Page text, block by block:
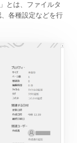
とは、ファイルタ
各種設定などを行